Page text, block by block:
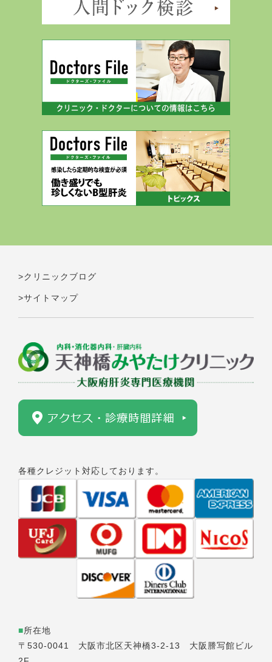
>クリニックブログ
>サイトマップ
各種クレジット対応しております。
■所在地
〒530-0041 大阪市北区天神橋3-2-13 大阪謄写館ビル